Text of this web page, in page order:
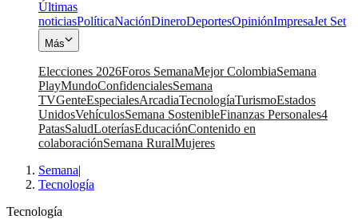
Últimas
noticiasPolíticaNaciónDineroDeportesOpiniónImpresaJet Set
Más
Elecciones 2026Foros SemanaMejor ColombiaSemana
PlayMundoConfidencialesSemana
TVGenteEspecialesArcadiaTecnologíaTurismoEstados
UnidosVehículosSemana SostenibleFinanzas Personales4
PatasSaludLoteríasEducaciónContenido en
colaboraciónSemana RuralMujeres
Semana|
Tecnología
Tecnología